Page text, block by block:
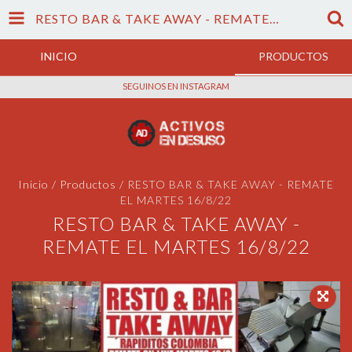
RESTO BAR & TAKE AWAY - REMATE EL MARTES 16/8/22
INICIO PRODUCTOS
SEGUINOS EN INSTAGRAM
Inicio / Productos / RESTO BAR & TAKE AWAY - REMATE
EL MARTES 16/8/22
RESTO BAR & TAKE AWAY -
REMATE EL MARTES 16/8/22